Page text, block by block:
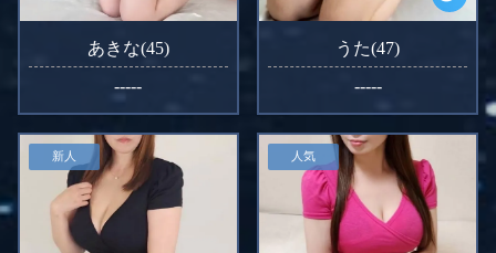
あきな(45)
-----
うた(47)
-----
新人 人気